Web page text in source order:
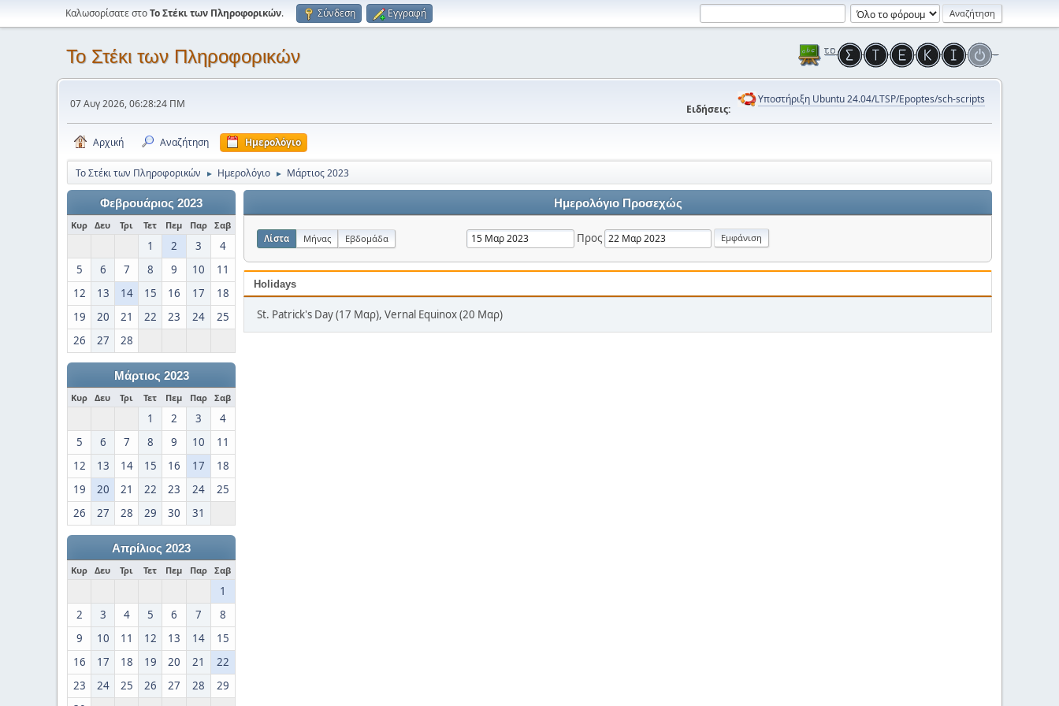
Καλωσορίσατε στοΤο Στέκι των Πληροφορικών. Σύνδεση Εγγραφή
Το Στέκι των Πληροφορικών
07 Αυγ 2026, 06:28:24 ΠΜ Ειδήσεις:
Υποστήριξη Ubuntu 24.04/LTSP/Epoptes/sch-scripts
Αρχική Αναζήτηση Ημερολόγιο
Το Στέκι των Πληροφορικών ► Ημερολόγιο ► Μάρτιος 2023
Φεβρουάριος 2023
Κυρ Δευ Τρι Τετ Πεμ Παρ Σαβ
1 2 3
4
5
6 7 8 9 10
11
12
13 14 15 16 17
18
19
20 21 22 23 24
25
26
27 28
Μάρτιος 2023
Κυρ Δευ Τρι Τετ Πεμ Παρ Σαβ
1 2 3
4
5
6 7 8 9 10
11
12
13 14 15 16 17
18
19
20 21 22 23 24
25
26
27 28 29 30 31
Απρίλιος 2023
Κυρ Δευ Τρι Τετ Πεμ Παρ Σαβ
1
2
3 4 5 6 7
8
9
10 11 12 13 14
15
16
17 18 19 20 21
22
23
24 25 26 27 28
29
Ημερολόγιο Προσεχώς
Λίστα Μήνας Εβδομάδα Προς
Holidays
St. Patrick's Day (17 Μαρ), Vernal Equinox (20 Μαρ)